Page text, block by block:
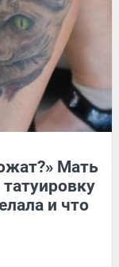
Мать
и что